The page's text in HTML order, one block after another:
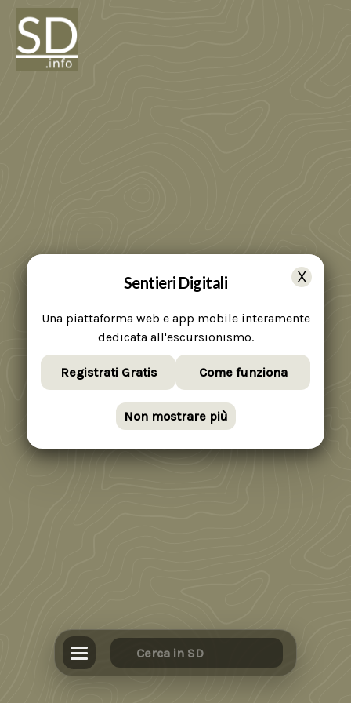
Sentieri Digitali
Una piattaforma web e app mobile interamente
dedicata all'escursionismo.
Registrati Gratis Come funziona
Non mostrare più